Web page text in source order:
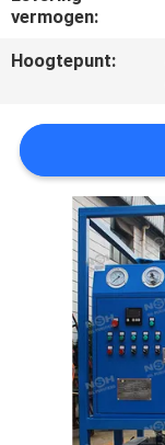
CITAAT
PRIVACY
POLICY
vermogen:
Hoogtepunt: